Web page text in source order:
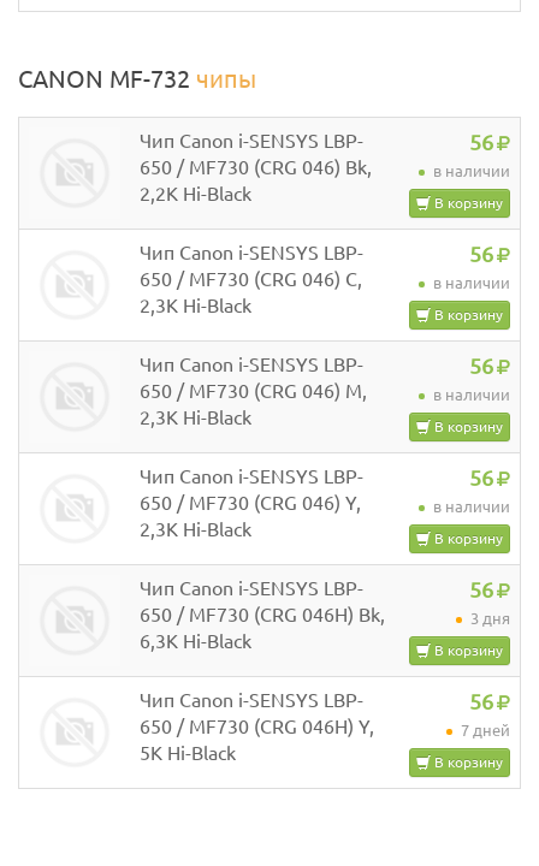
CANON MF-732 чипы
Чип Canon i-SENSYS LBP-
650 / MF730 (CRG 046) Bk,
2,2K Hi-Black
56
в наличии
В корзину
Чип Canon i-SENSYS LBP-
650 / MF730 (CRG 046) C,
2,3K Hi-Black
56
в наличии
В корзину
Чип Canon i-SENSYS LBP-
650 / MF730 (CRG 046) M,
2,3K Hi-Black
56
в наличии
В корзину
Чип Canon i-SENSYS LBP-
650 / MF730 (CRG 046) Y,
2,3K Hi-Black
56
в наличии
В корзину
Чип Canon i-SENSYS LBP-
650 / MF730 (CRG 046H) Bk,
6,3K Hi-Black
56
3 дня
В корзину
Чип Canon i-SENSYS LBP-
650 / MF730 (CRG 046H) Y,
5K Hi-Black
56
7 дней
В корзину